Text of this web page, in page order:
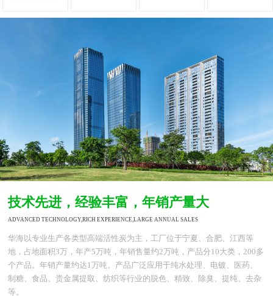
技术先进，经验丰富，年销产量大
ADVANCED TECHNOLOGY,RICH EXPERIENCE,LARGE ANNUAL SALES
华海以专业生产各类型高端活性炭为主，工厂位于宁夏、合肥、江西等
地，占地面积3万，年产5万吨，年销售量约2万吨，产品分10大类，200多
个产品。年销产量约达1万吨。产品广泛应用于纯水处理、电镀、医药、
制糖、食品、贵金属提取、纺织等行业的脱色、精致、除臭、提纯、去杂
等。